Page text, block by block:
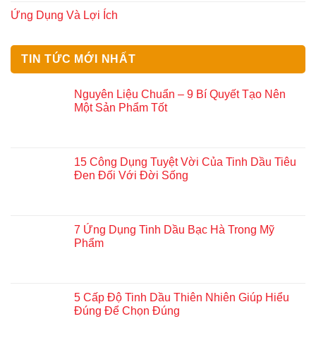
Ứng Dụng Và Lợi Ích
TIN TỨC MỚI NHẤT
Nguyên Liệu Chuẩn – 9 Bí Quyết Tạo Nên
Một Sản Phẩm Tốt
15 Công Dụng Tuyệt Vời Của Tinh Dầu Tiêu
Đen Đối Với Đời Sống
7 Ứng Dụng Tinh Dầu Bạc Hà Trong Mỹ
Phẩm
5 Cấp Độ Tinh Dầu Thiên Nhiên Giúp Hiểu
Đúng Để Chọn Đúng